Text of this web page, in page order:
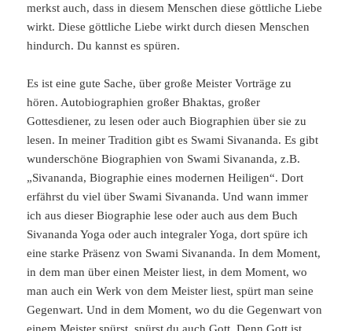
merkst auch, dass in diesem Menschen diese göttliche Liebe
wirkt. Diese göttliche Liebe wirkt durch diesen Menschen
hindurch. Du kannst es spüren.
Es ist eine gute Sache, über große Meister Vorträge zu
hören. Autobiographien großer Bhaktas, großer
Gottesdiener, zu lesen oder auch Biographien über sie zu
lesen. In meiner Tradition gibt es Swami Sivananda. Es gibt
wunderschöne Biographien von Swami Sivananda, z.B.
„Sivananda, Biographie eines modernen Heiligen“. Dort
erfährst du viel über Swami Sivananda. Und wann immer
ich aus dieser Biographie lese oder auch aus dem Buch
Sivananda Yoga oder auch integraler Yoga, dort spüre ich
eine starke Präsenz von Swami Sivananda. In dem Moment,
in dem man über einen Meister liest, in dem Moment, wo
man auch ein Werk von dem Meister liest, spürt man seine
Gegenwart. Und in dem Moment, wo du die Gegenwart von
einem Meister spürst, spürst du auch Gott. Denn Gott ist